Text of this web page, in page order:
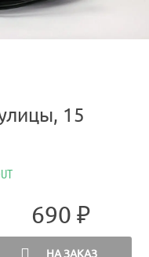
15
690 ₽
НА ЗАКАЗ